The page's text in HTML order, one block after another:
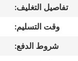
معلومات
تفاصيل التغليف:
وقت التسليم:
شروط الدفع: